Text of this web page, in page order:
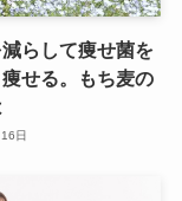
らして痩せ菌を
せる。もち麦の
日